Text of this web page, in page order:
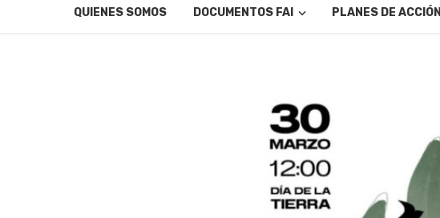
QUIENES SOMOS DOCUMENTOS FAI PLANES DE ACCIÓN